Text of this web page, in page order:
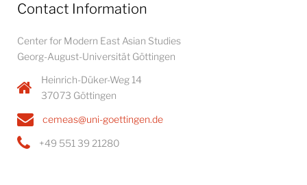
Contact Information
Center for Modern East Asian Studies
Georg-August-Universität Göttingen
Heinrich-Düker-Weg 14
37073 Göttingen
cemeas@uni-goettingen.de
+49 551 39 21280